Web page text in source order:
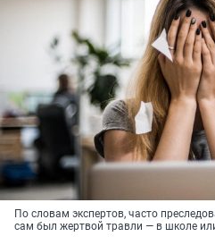
По словам экспертов, часто
сам был жертвой травли — в школе